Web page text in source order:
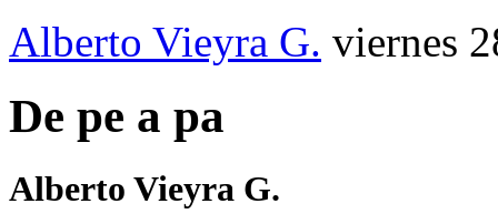
Alberto Vieyra G. viernes
De pe a pa
Alberto Vieyra G.